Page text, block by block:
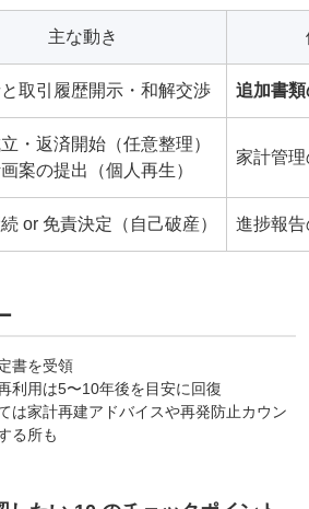
主な動き
取引履歴開示・和解交渉 追加書
・返済開始（任意整理）
案の提出（個人再生）
家計管
or 免責決定（自己破産） 進捗報
書を受領
利用は5〜10年後を目安に回復
は家計再建アドバイスや再発防止カウン
る所も